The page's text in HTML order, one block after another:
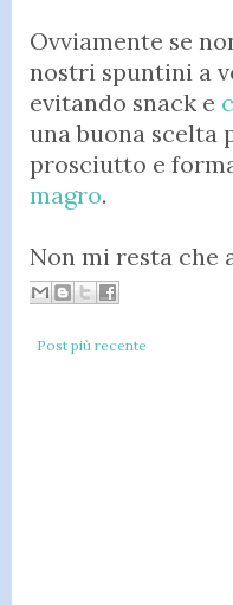
Ovviamente se
nostri spuntini a
evitando snack e
una buona scelta
prosciutto e
magro.
Non mi resta che
Post più recente